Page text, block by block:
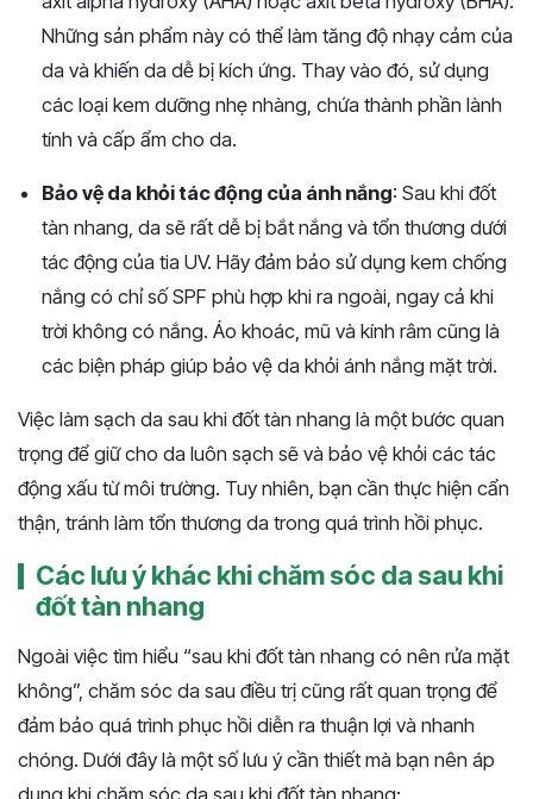
Những sản phẩm này có thể làm tăng độ nhạy cảm của
da và khiến da dễ bị kích ứng. Thay vào đó, sử dụng
các loại kem dưỡng nhẹ nhàng, chứa thành phần lành
tính và cấp ẩm cho da.
Bảo vệ da khỏi tác động của ánh nắng: Sau khi đốt
tàn nhang, da sẽ rất dễ bị bắt nắng và tổn thương dưới
tác động của tia UV. Hãy đảm bảo sử dụng kem chống
nắng có chỉ số SPF phù hợp khi ra ngoài, ngay cả khi
trời không có nắng. Áo khoác, mũ và kính râm cũng là
các biện pháp giúp bảo vệ da khỏi ánh nắng mặt trời.
Việc làm sạch da sau khi đốt tàn nhang là một bước quan
trọng để giữ cho da luôn sạch sẽ và bảo vệ khỏi các tác
động xấu từ môi trường. Tuy nhiên, bạn cần thực hiện cẩn
thận, tránh làm tổn thương da trong quá trình hồi phục.
Các lưu ý khác khi chăm sóc da sau khi
đốt tàn nhang
Ngoài việc tìm hiểu “sau khi đốt tàn nhang có nên rửa mặt
không”, chăm sóc da sau điều trị cũng rất quan trọng để
đảm bảo quá trình phục hồi diễn ra thuận lợi và nhanh
chóng. Dưới đây là một số lưu ý cần thiết mà bạn nên áp